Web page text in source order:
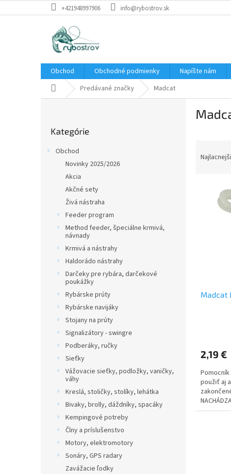
na
+421948997906 info@rybostrov.sk
Obchod Obchodné podmienky Napíšte nám
DomovPredávané značky Madcat
kategórie
Kategórie
Obchod
Novinky 2025/2026
Akcia
Akčné sety
Živá nástraha
Feeder program
Method feeder, špeciálne krmivá,
návnady
Krmivá a nástrahy
Haldorádo nástrahy
Darčeky pre rybára, darčekové
poukážky
Rybárske prúty
Rybárske navijáky
Stojany na prúty
Signalizátory - swingre
Podberáky, ručky
Sieťky
Vážovacie sieťky, podložky, vaničky,
váhy
Kreslá, stoličky, stolíky, lehátka
Bivaky, brolly, dáždníky, spacáky
Kempingové potreby
Člny a príslušenstvo
Motory, elektromotory
Sonáry, GPS radary
Zavážacie ľodky
Madcat
2,19 €
použiť aj